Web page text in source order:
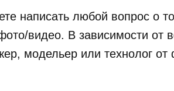
написать любой вопрос о
видео. В зависимости от
модельер или технолог от